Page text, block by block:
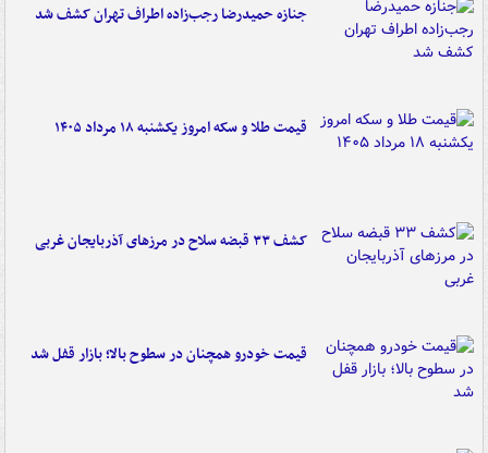
جنازه حمیدرضا رجب‌زاده اطراف تهران کشف شد
قیمت طلا و سکه امروز یکشنبه ۱۸ مرداد ۱۴۰۵
کشف ۳۳ قبضه سلاح در مرزهای آذربایجان غربی
قیمت خودرو همچنان در سطوح بالا؛ بازار قفل شد